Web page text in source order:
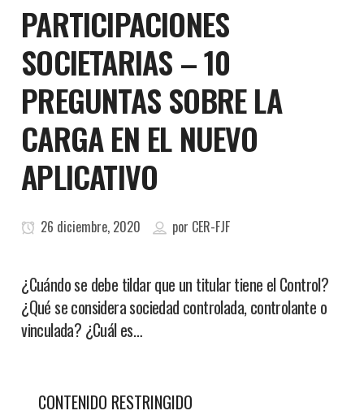
PARTICIPACIONES
SOCIETARIAS – 10
PREGUNTAS SOBRE LA
CARGA EN EL NUEVO
APLICATIVO
26 diciembre, 2020 por CER-FJF
¿Cuándo se debe tildar que un titular tiene el Control?
¿Qué se considera sociedad controlada, controlante o
vinculada? ¿Cuál es…
CONTENIDO RESTRINGIDO